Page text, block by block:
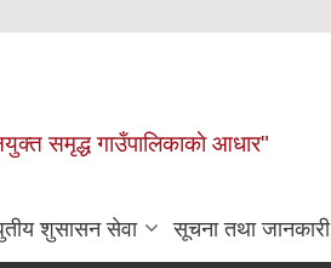
समृद्ध गाउँपालिकाकाे आधार"
शुसासन सेवा सूचना तथा जानकारी